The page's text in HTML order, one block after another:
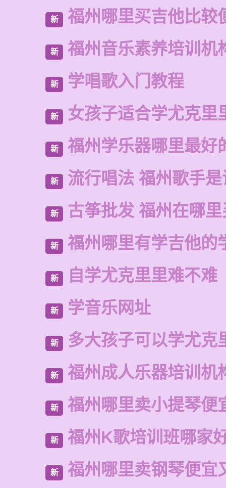
新 福州哪里买吉他比较
新 福州音乐素养培训机
新 学唱歌入门教程
新 女孩子适合学尤克里
新 福州学乐器哪里最好
新 流行唱法 福州歌手
新 古筝批发 福州在哪
新 福州哪里有学吉他的
新 自学尤克里里难不难
新 学音乐网址
新 多大孩子可以学尤克
新 福州成人乐器培训机
新 福州哪里卖小提琴便
新 福州K歌培训班哪家
新 福州哪里卖钢琴便宜